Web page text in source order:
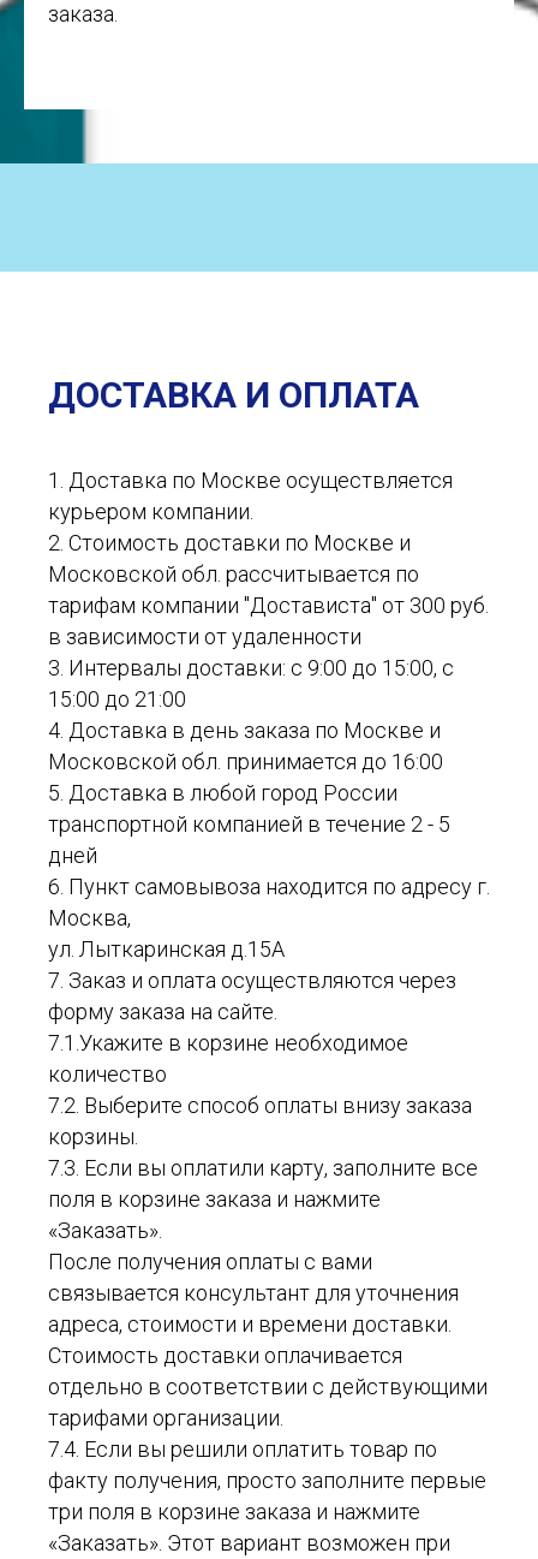
заказа.
ДОСТАВКА И ОПЛАТА
1. Доставка по Москве осуществляется
курьером компании.
2. Стоимость доставки по Москве и
Московской обл. рассчитывается по
тарифам компании "Достависта" от 300 руб.
в зависимости от удаленности
3. Интервалы доставки: с 9:00 до 15:00, с
15:00 до 21:00
4. Доставка в день заказа по Москве и
Московской обл. принимается до 16:00
5. Доставка в любой город России
транспортной компанией в течение 2 - 5
дней
6. Пункт самовывоза находится по адресу г.
Москва,
ул. Лыткаринская д.15А
7. Заказ и оплата осуществляются через
форму заказа на сайте.
7.1.Укажите в корзине необходимое
количество
7.2. Выберите способ оплаты внизу заказа
корзины.
7.3. Если вы оплатили карту, заполните все
поля в корзине заказа и нажмите
«Заказать».
После получения оплаты с вами
связывается консультант для уточнения
адреса, стоимости и времени доставки.
Стоимость доставки оплачивается
отдельно в соответствии с действующими
тарифами организации.
7.4. Если вы решили оплатить товар по
факту получения, просто заполните первые
три поля в корзине заказа и нажмите
«Заказать». Этот вариант возможен при